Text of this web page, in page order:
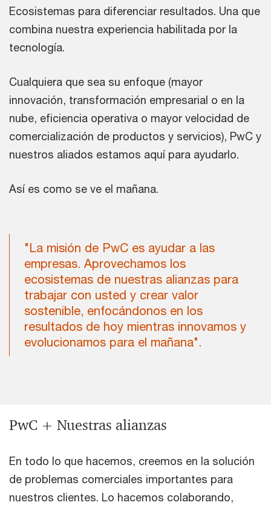
Ecosistemas para diferenciar resultados. Una que
combina nuestra experiencia habilitada por la
tecnología.
Cualquiera que sea su enfoque (mayor
innovación, transformación empresarial o en la
nube, eficiencia operativa o mayor velocidad de
comercialización de productos y servicios), PwC y
nuestros aliados estamos aquí para ayudarlo.
Así es como se ve el mañana.
"La misión de PwC es ayudar a las
empresas. Aprovechamos los
ecosistemas de nuestras alianzas para
trabajar con usted y crear valor
sostenible, enfocándonos en los
resultados de hoy mientras innovamos y
evolucionamos para el mañana".
PwC + Nuestras alianzas
En todo lo que hacemos, creemos en la solución
de problemas comerciales importantes para
nuestros clientes. Lo hacemos colaborando,